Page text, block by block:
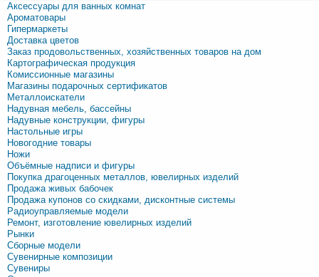
Аксессуары для ванных комнат
Ароматовары
Гипермаркеты
Доставка цветов
Заказ продовольственных, хозяйственных товаров на дом
Картографическая продукция
Комиссионные магазины
Магазины подарочных сертификатов
Металлоискатели
Надувная мебель, бассейны
Надувные конструкции, фигуры
Настольные игры
Новогодние товары
Ножи
Объёмные надписи и фигуры
Покупка драгоценных металлов, ювелирных изделий
Продажа живых бабочек
Продажа купонов со скидками, дисконтные системы
Радиоуправляемые модели
Ремонт, изготовление ювелирных изделий
Рынки
Сборные модели
Сувенирные композиции
Сувениры